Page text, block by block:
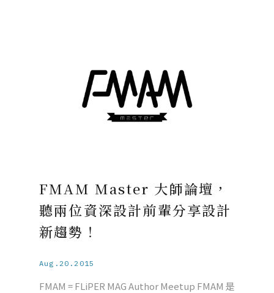
FMAM Master 大師論壇，
聽兩位資深設計前輩分享設計
新趨勢！
Aug.20.2015
FMAM = FLiPER MAG Author Meetup FMAM 是